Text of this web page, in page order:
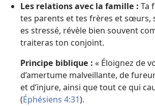
Les relations avec la famille : Ta
tes parents et tes frères et sœurs,
es stressé, révèle bien souvent
traiteras ton conjoint.
Principe biblique : « Éloignez de
d’amertume malveillante, de
et d’injure, ainsi que tout ce qui
(Éphésiens 4:31).